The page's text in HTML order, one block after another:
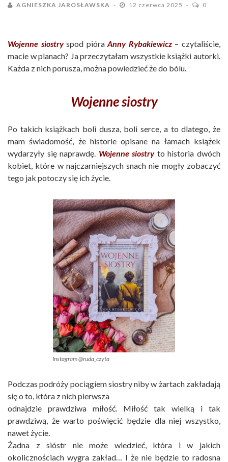
AGNIESZKA JAROSŁAWSKA 12 czerwca 2025 0
Wojenne siostry spod pióra Anny Rybakiewicz – czytaliście,
macie w planach? Ja przeczytałam wszystkie książki autorki.
Każda z nich porusza, można powiedzieć że do bólu.
Wojenne siostry
Po takich książkach boli dusza, boli serce, a to dlatego, że
mam świadomość, że historie opisane na łamach książek
wydarzyły się naprawdę. Wojenne siostryto historia dwóch
kobiet, które w najczarniejszych snach nie mogły zobaczyć
tego jak potoczy się ich życie.
Instagram @ruda_czyta
Podczas podróży pociągiem siostry niby w żartach zakładają
się o to, która z nich pierwsza
odnajdzie prawdziwa miłość. Miłość tak wielką i tak
prawdziwą, że warto poświęcić będzie dla niej wszystko,
nawet życie.
Żadna z sióstr nie może wiedzieć, która i w jakich
okolicznościach wygra zakład… I że nie będzie to radosna